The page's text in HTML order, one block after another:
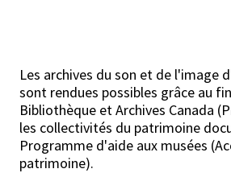
Les archives du son et de l'image
sont rendues possibles grâce au
Bibliothèque et Archives Canada
les collectivités du patrimoine
Programme d'aide aux musées
patrimoine).